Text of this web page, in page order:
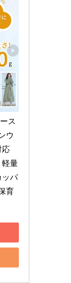
ス
ウ
応
軽量
ッパ
育